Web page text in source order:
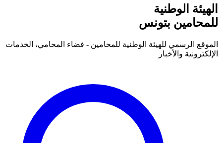
الهيئة الوطنية
للمحامين بتونس
الموقع الرسمي للهيئة الوطنية للمحامين - فضاء المحامي، الخدمات
الإلكترونية والأخبار